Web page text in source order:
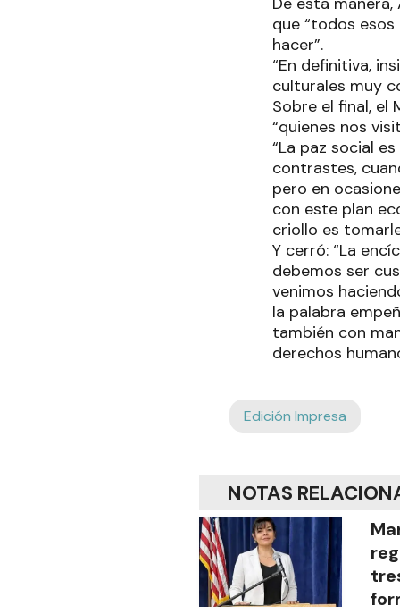
que “todos
hacer”.
“En definitiva,
culturales muy
Sobre el final, el
“quienes nos
“La paz social
contrastes,
pero en
con este plan
criollo es
Y cerró: “La
debemos ser
venimos
la palabra
también con
derechos
Edición Impresa
NOTAS